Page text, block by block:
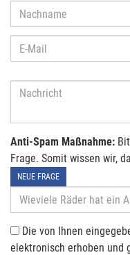
Anti-Spam Maßnahme:
Frage. Somit wissen wir,
NEUE FRAGE
Die von Ihnen
elektronisch erhoben und